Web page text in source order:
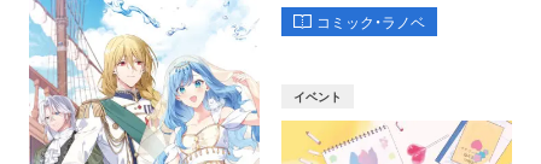
コミック・ラノベ
イベント